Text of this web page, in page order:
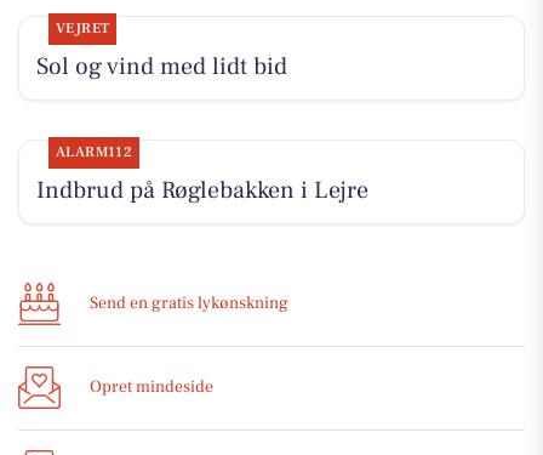
VEJRET
Sol og vind med lidt bid
ALARM112
Indbrud på Røglebakken i Lejre
Send en gratis lykønskning
Opret mindeside